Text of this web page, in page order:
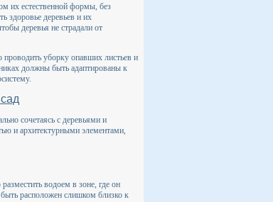
их естественной формы, без
здоровье деревьев и их
деревья не страдали от
уборку опавших листьев и
должны быть адаптированы к
сочетаясь с деревьями и
и архитектурными элементами,
водоем в зоне, где он
быть расположен слишком близко к